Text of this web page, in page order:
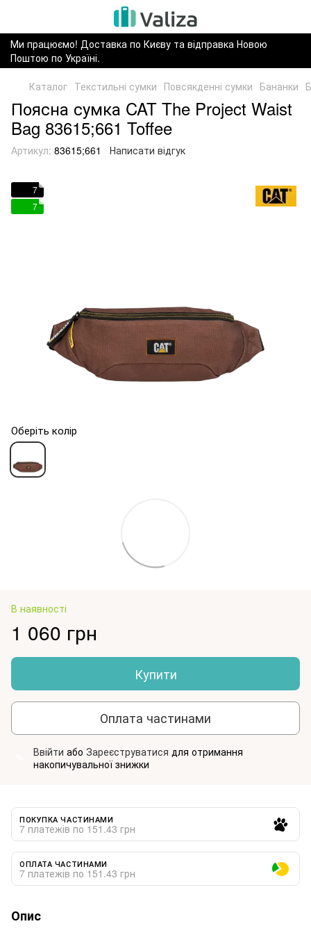
Ми працюємо! Доставка по Києву та відправка Новою
Поштою по Україні.
Каталог Текстильні сумки Повсякденні сумки Бананки
Поясна сумка CAT The Project Waist
Bag 83615;661 Toffee
Артикул: 83615;661 Написати відгук
7
7
Оберіть колір
В наявності
1 060 грн
Купити
Оплата частинами
Ввійти або Зареєструватися для отримання
накопичувальної знижки
ПОКУПКА ЧАСТИНАМИ
7 платежів по 151.43 грн
ОПЛАТА ЧАСТИНАМИ
7 платежів по 151.43 грн
Опис